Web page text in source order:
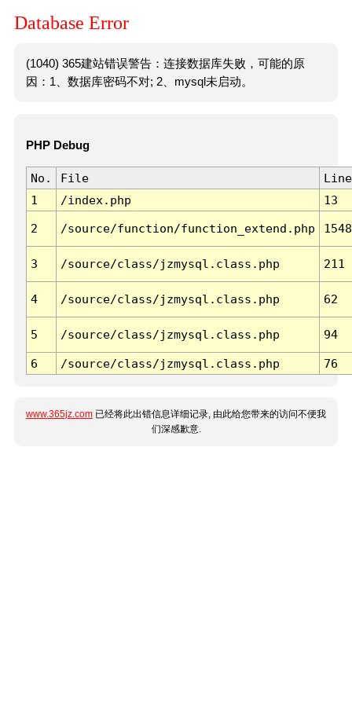
Database Error
(1040) 365建站错误警告：连接数据库失败，可能的原
因：1、数据库密码不对; 2、mysql未启动。
PHP Debug
No. File
Line
1
/index.php 13
2 /source/function/function_extend.php 1548
3 /source/class/jzmysql.class.php 211
4 /source/class/jzmysql.class.php 62
5 /source/class/jzmysql.class.php 94
6 /source/class/jzmysql.class.php 76
www.365jz.com 已经将此出错信息详细记录, 由此给您带来的访问不便我
们深感歉意.